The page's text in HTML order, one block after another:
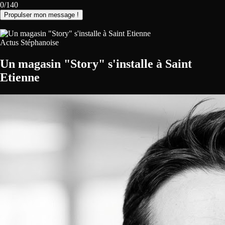
0/140
Propulser mon message !
Actus Stéphanoise
Un magasin "Story" s'installe à Saint
Etienne